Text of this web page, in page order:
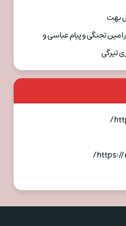
بهت
تجنگی و پیام عباسی و
تیرگی
https://